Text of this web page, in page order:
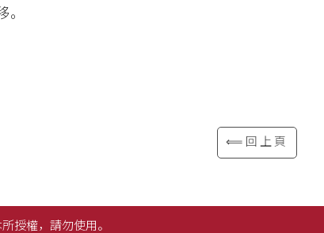
⟸回上頁
授權，請勿使用。